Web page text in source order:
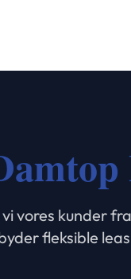
vores kunder
fleksible